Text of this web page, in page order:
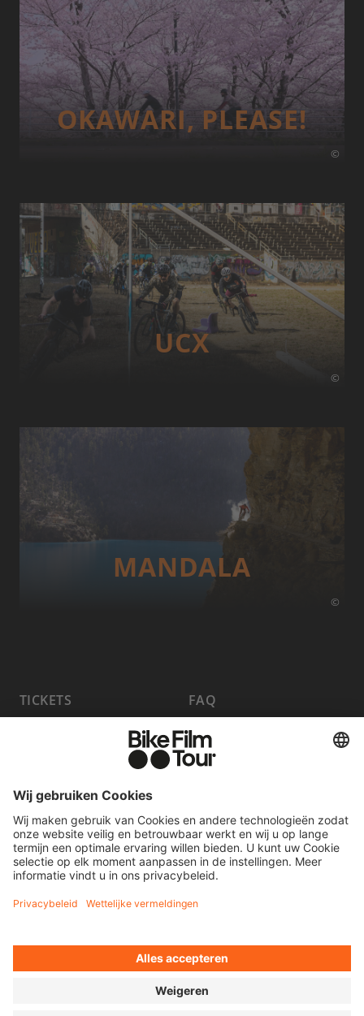
©
OKAWARI, PLEASE!
©
UCX
©
MANDALA
TICKETS
WORD PARTNER
FILM INSTUREN
FAQ
MEDIA HUB
VACATURES
OVEREENKOMST HERROEPEN
© 2026 MOVING ADVENTURES MEDIEN GMBH